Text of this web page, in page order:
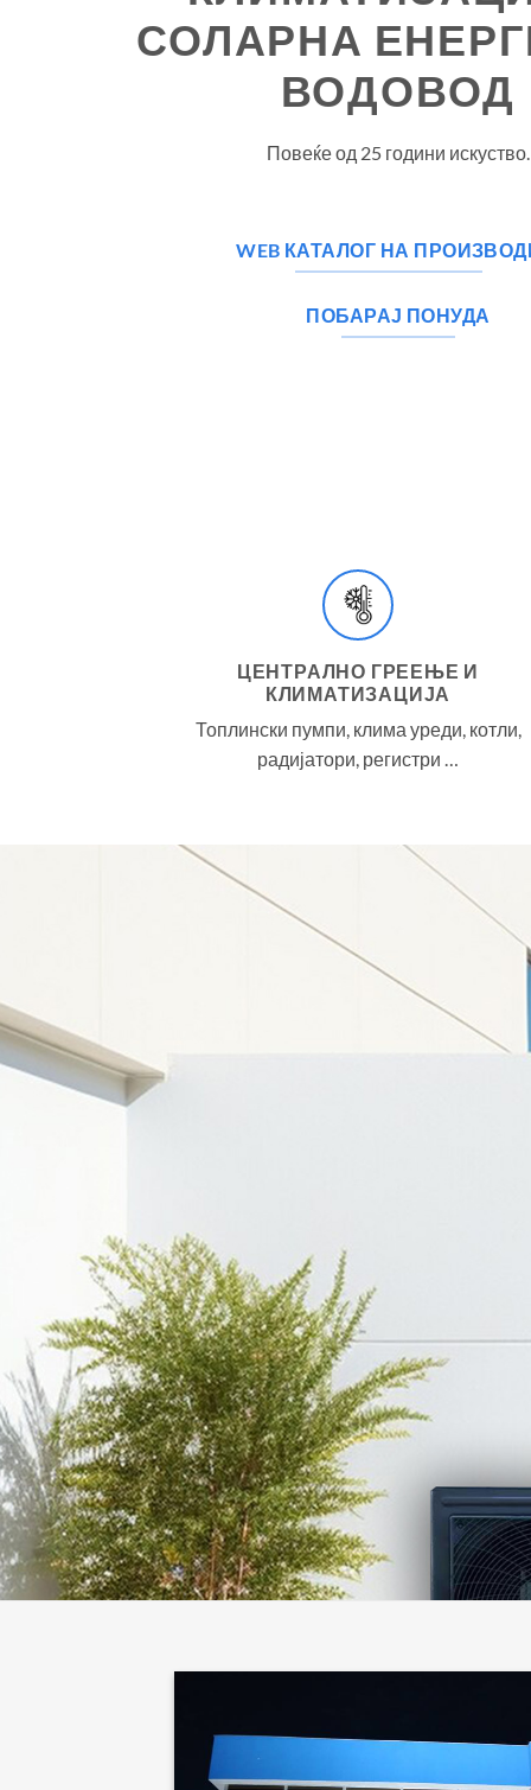
СОЛАРНА
ВОДОВОД
Повеќе од 25 години искуство.
WEB КАТАЛОГ НА
ПОБАРАЈ ПОНУДА
ЦЕНТРАЛНО ГРЕЕЊЕ И
КЛИМАТИЗАЦИЈА
Топлински пумпи, клима уреди, котли,
радијатори, регистри …